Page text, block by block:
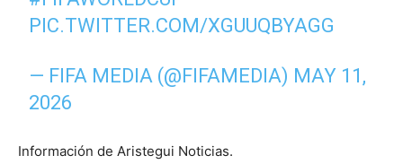
PIC.TWITTER.COM/XGUUQBYAGG
— FIFA MEDIA (@FIFAMEDIA) MAY 11,
2026
Información de Aristegui Noticias.